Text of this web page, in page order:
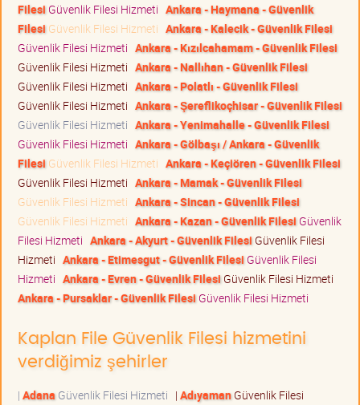
Filesi Güvenlik Filesi Hizmeti Ankara - Haymana - Güvenlik
Filesi Güvenlik Filesi Hizmeti Ankara - Kalecik - Güvenlik Filesi
Güvenlik Filesi Hizmeti Ankara - Kızılcahamam - Güvenlik Filesi
Güvenlik Filesi Hizmeti Ankara - Nallıhan - Güvenlik Filesi
Güvenlik Filesi Hizmeti Ankara - Polatlı - Güvenlik Filesi
Güvenlik Filesi Hizmeti Ankara - Şereflikoçhisar - Güvenlik Filesi
Güvenlik Filesi Hizmeti Ankara - Yenimahalle - Güvenlik Filesi
Güvenlik Filesi Hizmeti Ankara - Gölbaşı / Ankara - Güvenlik
Filesi Güvenlik Filesi Hizmeti Ankara - Keçiören - Güvenlik Filesi
Güvenlik Filesi Hizmeti Ankara - Mamak - Güvenlik Filesi
Güvenlik Filesi Hizmeti Ankara - Sincan - Güvenlik Filesi
Güvenlik Filesi Hizmeti Ankara - Kazan - Güvenlik Filesi Güvenlik
Filesi Hizmeti Ankara - Akyurt - Güvenlik Filesi Güvenlik Filesi
Hizmeti Ankara - Etimesgut - Güvenlik Filesi Güvenlik Filesi
Hizmeti Ankara - Evren - Güvenlik Filesi Güvenlik Filesi Hizmeti
Ankara - Pursaklar - Güvenlik Filesi Güvenlik Filesi Hizmeti
Kaplan File Güvenlik Filesi hizmetini
verdiğimiz şehirler
| Adana Güvenlik Filesi Hizmeti | AdıyamanGüvenlik Filesi